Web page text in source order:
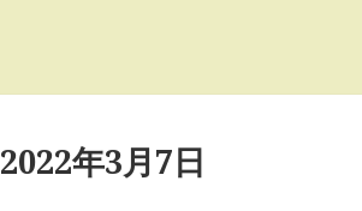
2022年3月7日